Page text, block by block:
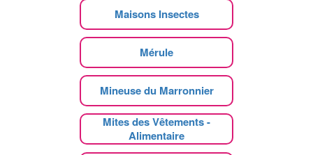
Maisons Insectes
Mérule
Mineuse du Marronnier
Mites des Vêtements -
Alimentaire